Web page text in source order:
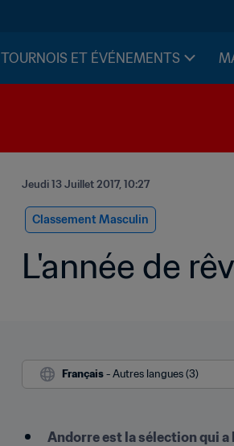
TOURNOIS ET ÉVÉNEMENTS
Jeudi 13 Juillet 2017, 10:27
Classement Masculin
L'année de
Français - Autres langues (3)
Andorre est la sélection qui